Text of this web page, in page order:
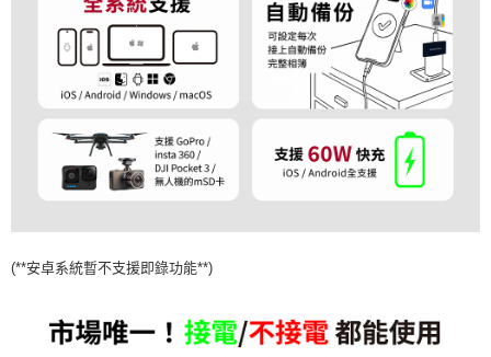
(**安卓系統暫不支援即錄功能**)